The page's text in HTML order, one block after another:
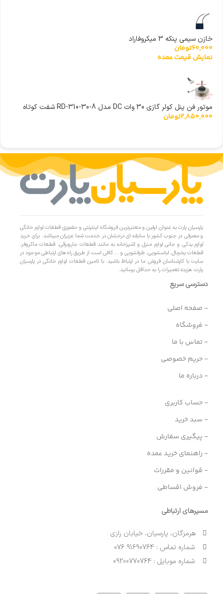
خازن سیمی پنکه 3 میکروفاراد
60,000تومان
نمایش قیمت عمده
موتور فن پنل کولر گازی 30 وات DC مدل RD-310-30-8 شفت کوتاه
کولر اسپلیت
2,850,000تومان
پارسیان پارت به عنوان اولین و معتبرترین فروشگاه اینترنتی و حضوری قطعات لوازم خانگی
و مصرفی در جنوب کشور با سابقه ای درخشان در خدمت شما عزیزان میباشد. برای خرید
لوازم یدکی و جانی لوازم منزل و آشپزخانه به مانند قطعات جاروبرقی، قطعات ماکروفر،
قطعات یخچال، لباسشویی، ظرفشویی و … کافی است از طریق راه های ارتباطی موجود در
سایت با کارشناسان فروش ما در ارتباط باشید. با تامین قطعات لوازم خانگی در پارسیان
پارت، هزینه تعمیرات را به حداقل برسانید.
دسترسی سریع
- صفحه اصلی
- فروشگاه
- تماس با ما
- حریم خصوصی
- درباره ما
- حساب کاربری
- سبد خرید
- پیگیری سفارش
- راهنمای خرید عمده
- قوانین و مقررات
- فروش اقساطی
مسیرهای ارتباطی
هرمزگان، پارسیان، خیابان رازی
شماره تماس : 91690764 076
شماره موبایل : 09200770764